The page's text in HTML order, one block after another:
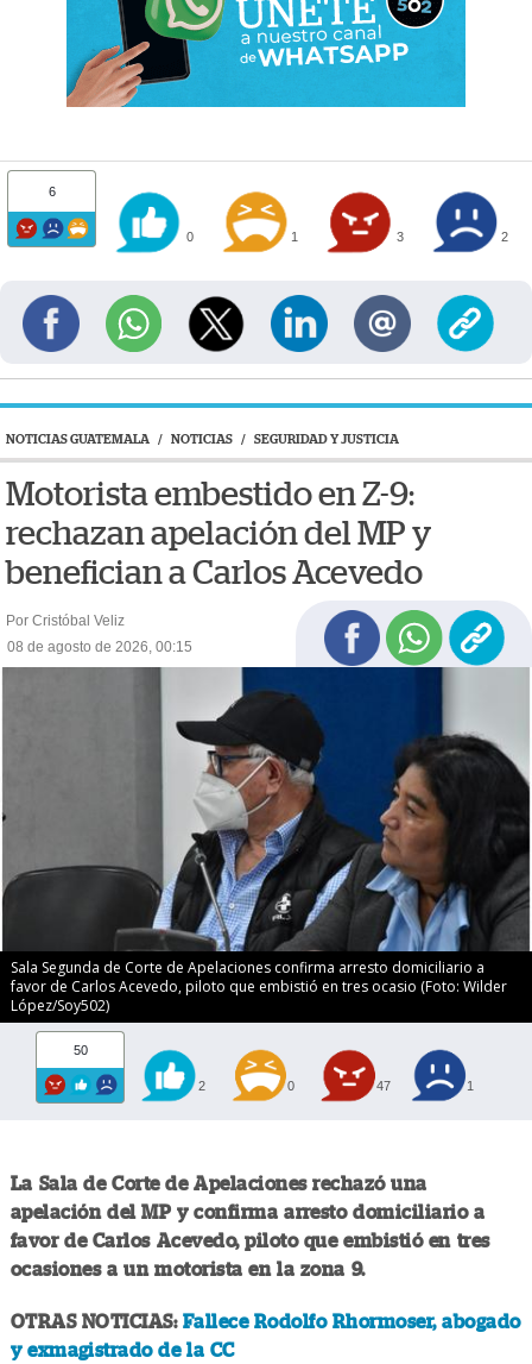
6
0 1 3 2
NOTICIAS GUATEMALA / NOTICIAS / SEGURIDAD Y JUSTICIA
Motorista embestido en Z-9:
rechazan apelación del MP y
benefician a Carlos Acevedo
Por Cristóbal Veliz
08 de agosto de 2026, 00:15
Sala Segunda de Corte de Apelaciones confirma arresto domiciliario a
favor de Carlos Acevedo, piloto que embistió en tres ocasio (Foto: Wilder
López/Soy502)
50
2 0 47 1
La Sala de Corte de Apelaciones rechazó una
apelación del MP y confirma arresto domiciliario a
favor de Carlos Acevedo, piloto que embistió en tres
ocasiones a un motorista en la zona 9.
OTRAS NOTICIAS: Fallece Rodolfo Rhormoser, abogado
y exmagistrado de la CC